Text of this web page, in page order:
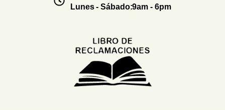
Lunes - Sábado:9am - 6pm